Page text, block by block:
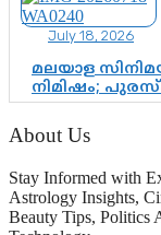
July 18, 2026
മലയാള
നിമിഷം;
About Us
Stay Informed with
Astrology Insights,
Beauty Tips, Politics